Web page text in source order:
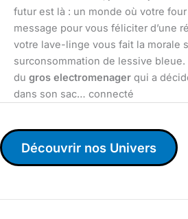
futur est là : un monde où votre
message pour vous féliciter d’une
votre lave-linge vous fait la morale
surconsommation de lessive bleue.
du gros electromenager qui a
dans son sac… connecté
Découvrir nos Univers